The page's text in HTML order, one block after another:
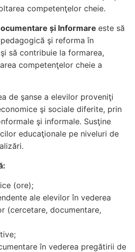
competenţelor cheie.
și Informare este să
şi reforma în
să contribuie la formarea,
competenţelor cheie a
de şanse a elevilor proveniţi
şi sociale diferite, prin
şi informale. Susţine
educaţionale pe niveluri de
(ore);
ale elevilor în vederea
(cercetare, documentare,
în vederea pregătirii de